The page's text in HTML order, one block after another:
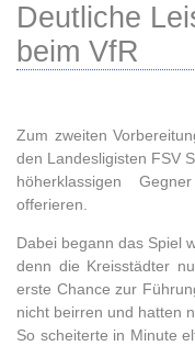
Deutliche
beim VfR
Zum zweiten
den Landesligisten FSV
höherklassigen
offerieren.
Dabei begann das Spiel
denn die Kreisstädter
erste Chance zur
nicht beirren und hatten
So scheiterte in Minute